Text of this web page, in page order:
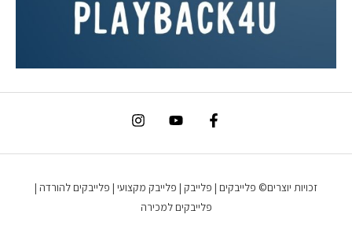
זכויות יוצרים© פלייבקים | פלייבק | פלייבק מקצועי | פלייבקים להורדה |
פלייבקים למכירה